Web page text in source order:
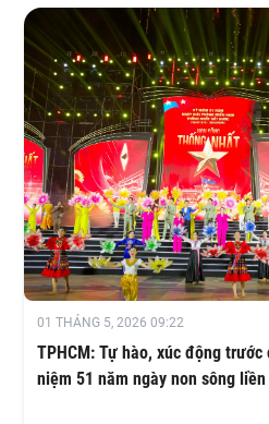
01 THÁNG 5, 2026 09:22
TPHCM: Tự hào, xúc động
niệm 51 năm ngày non sông